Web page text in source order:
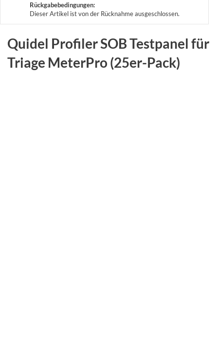
Rückgabebedingungen:
Dieser Artikel ist von der Rücknahme ausgeschlossen.
Quidel Profiler SOB Testpanel für
Triage MeterPro (25er-Pack)